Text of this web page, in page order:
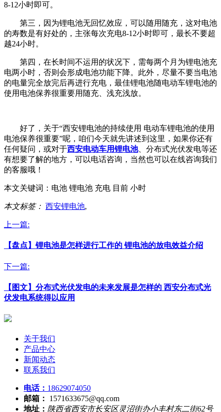
8-12小时即可。
第三，因为锂电池无回忆效应，可以随用随充，这对电池
的寿数是有好处的，主张每次充电8-12小时即可，最长不要超
越24小时。
第四，在长时间不运用的状况下，需每两个月为锂电池充
电两小时，否则会形成电池功能下降。此外，尽量不要当电池
的电量完全放完后再进行充电，最佳锂电池随电动车锂电池的
使用电池保养很重要用随充、浅充浅放。
好了，关于“西安锂电池的持续使用 电动车锂电池的使用
电池保养很重要”呢，咱们今天就先讲述到这里，如果你还有
任何疑问，或对于西安电动车用锂电池、分布式光伏发电等还
有想要了解的地方，可以电话咨询，当然也可以在线咨询我们
的客服哦！
本文关键词：电池 锂电池 充电 目前 小时
本文标签： 西安锂电池,
上一篇:
【盘点】锂电池是怎样进行工作的 锂电池的放电效益介绍
下一篇:
【图文】分布式光伏发电的未来发展是怎样的 西安分布式光
伏发电系统得以应用
关于我们
产品中心
新闻动态
联系我们
电话： 18629074050
邮箱：
1571633675@qq.com
地址： 陕西省西安市长安区灵沼街办小丰村东二街62号